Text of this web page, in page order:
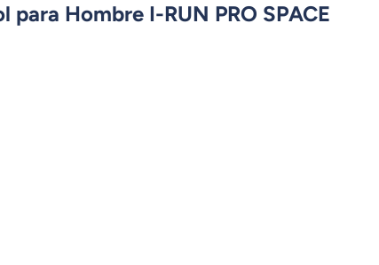
para Hombre I-RUN PRO SPACE